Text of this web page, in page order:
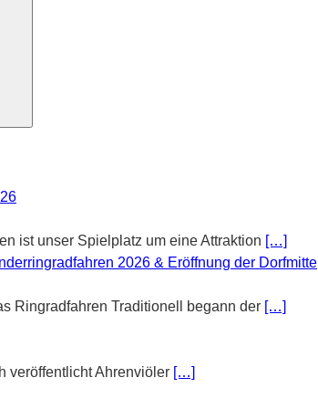
ist unser Spielplatz um eine Attraktion […]
2026 & Eröffnung der Dorfmitte
Ringradfahren Traditionell begann der […]
veröffentlicht Ahrenviöler […]